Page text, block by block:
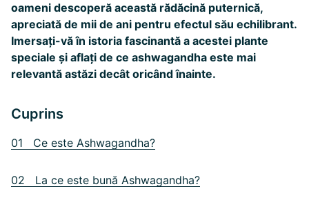
oameni descoperă această rădăcină puternică,
apreciată de mii de ani pentru efectul său echilibrant.
Imersați-vă în istoria fascinantă a acestei plante
speciale și aflați de ce ashwagandha este mai
relevantă astăzi decât oricând înainte.
Cuprins
01 Ce este Ashwagandha?
02 La ce este bună Ashwagandha?